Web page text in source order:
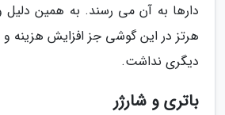
هرتز در این گوشی جز افزایش هزینه و
دیگری نداشت.
باتری و شارژر